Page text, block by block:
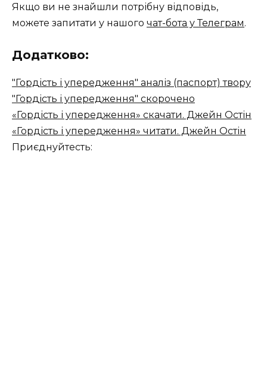
Якщо ви не знайшли потрібну відповідь,
можете запитати у нашого чат-бота у Телеграм.
Додатково:
"Гордість і упередження" аналіз (паспорт) твору
"Гордість і упередження" скорочено
«Гордість і упередження» скачати. Джейн Остін
«Гордість і упередження» читати. Джейн Остін
Приєднуйтесть: